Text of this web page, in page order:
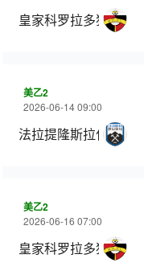
皇家科罗拉多狐狸
美乙2
2026-06-14 09:00
法拉提隆斯拉什
美乙2
2026-06-16 07:00
皇家科罗拉多狐狸